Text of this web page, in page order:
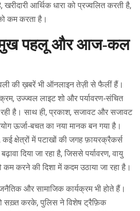
आर्थिक धारा को प्रज्वलित करती है,
कम करता है।
पहलू और आज‑कल
की ख़बरें भी ऑनलाइन तेज़ी से फैलीं हैं।
उज्ज्वल लाइट शो और पर्यावरण‑संचित
है। साथ ही, प्रकाश, सजावट और सजावट
ऊर्जा‑बचत का नया मानक बन गया है।
क्षेत्रों में पटाखों की जगह फ़ायरक्रैकर्स
दिया जा रहा है, जिससे पर्यावरण, वायु
कम करने की दिशा में कदमउठाया जा रहा है।
और सामाजिक कार्यक्रम भी होते हैं।
सख़्त करके, पुलिस ने विशेष ट्रैफ़िक